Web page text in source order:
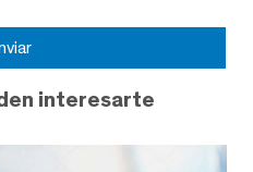
interesarte